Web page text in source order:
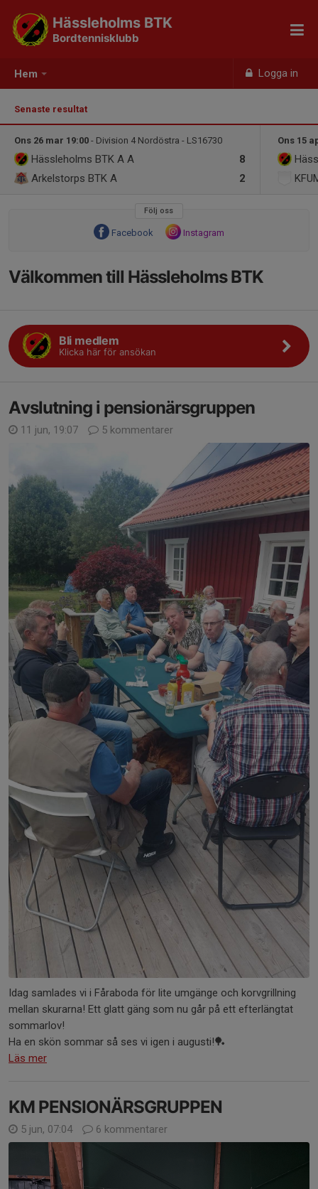
Hem Logga in
Hässleholms BTK
Bordtennisklubb
Senaste resultat
Ons 26 mar 19:00 - Division 4 Nordöstra - LS16730
8
Hässleholms BTK A A
2
Arkelstorps BTK A
Ons 15
Följ oss
Facebook Instagram
Välkommen till Hässleholms BTK
Bli medlem
Klicka här för ansökan
Avslutning i pensionärsgruppen
11 jun, 19:07 5 kommentarer
Idag samlades vi i Fåraboda för lite umgänge och korvgrillning
mellan skurarna! Ett glatt gäng som nu går på ett efterlängtat
sommarlov!
Ha en skön sommar så ses vi igen i augusti!🏓
Läs mer
KM PENSIONÄRSGRUPPEN
5 jun, 07:04 6 kommentarer